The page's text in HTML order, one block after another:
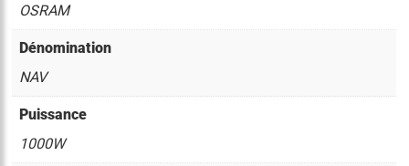
OSRAM
Dénomination
NAV
Puissance
1000W